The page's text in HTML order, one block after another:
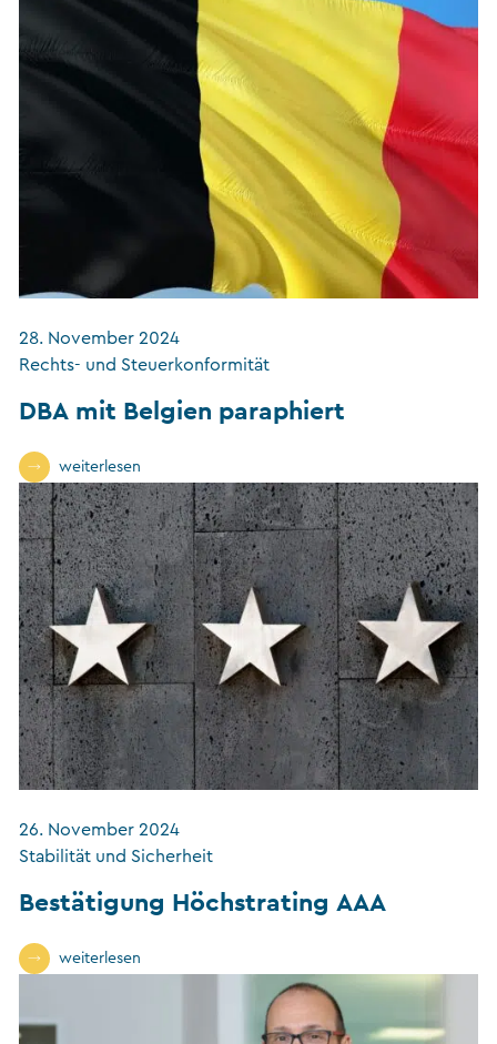
28. November 2024
Rechts- und Steuerkonformität
DBA mit Belgien paraphiert
weiterlesen
26. November 2024
Stabilität und Sicherheit
Bestätigung Höchstrating AAA
weiterlesen